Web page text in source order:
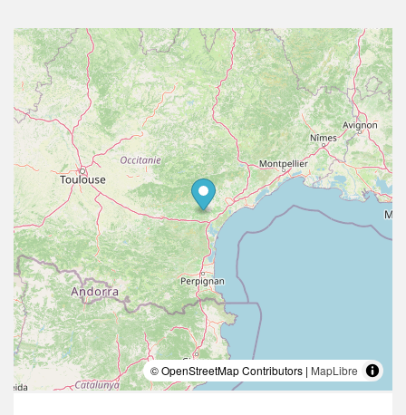
© OpenStreetMap Contributors | MapLibre